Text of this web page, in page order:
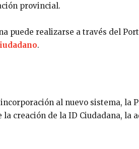
provincial.
puede realizarse a través del
.
al nuevo sistema, la
creación de la ID Ciudadana, la